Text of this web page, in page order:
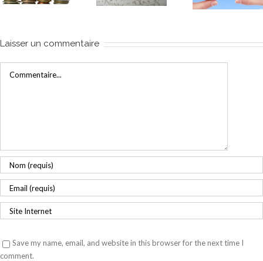
investissement
l’ancien et ses
US
Laisser un commentaire
Save my name, email, and website in this browser for the next time I
comment.